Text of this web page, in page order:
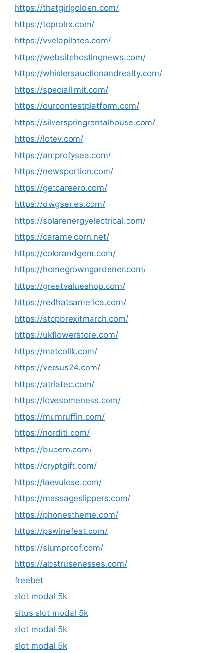
https://thatgirlgolden.com/
https://toprolrx.com/
https://vvelapilates.com/
https://websitehostingnews.com/
https://whislersauctionandrealty.com/
https://speciallimit.com/
https://ourcontestplatform.com/
https://silverspringrentalhouse.com/
https://lotev.com/
https://amprofysea.com/
https://newsportion.com/
https://getcareero.com/
https://dwgseries.com/
https://solarenergyelectrical.com/
https://caramelcorn.net/
https://colorandgem.com/
https://homegrowngardener.com/
https://greatvalueshop.com/
https://redhatsamerica.com/
https://stopbrexitmarch.com/
https://ukflowerstore.com/
https://matcolik.com/
https://versus24.com/
https://atriatec.com/
https://lovesomeness.com/
https://mumruffin.com/
https://norditi.com/
https://bupem.com/
https://cryptgift.com/
https://laevulose.com/
https://massageslippers.com/
https://phonestheme.com/
https://pswinefest.com/
https://slumproof.com/
https://abstrusenesses.com/
freebet
slot modal 5k
situs slot modal 5k
slot modal 5k
slot modal 5k